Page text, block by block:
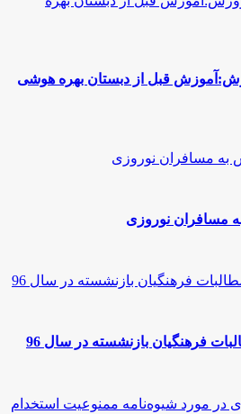
قبل از دبستان بهره هوشی
مسافران نوروزی
فرهنگیان بازنشسته در سال 96